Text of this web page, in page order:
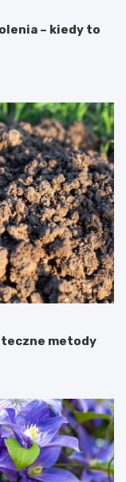
– kiedy to
metody